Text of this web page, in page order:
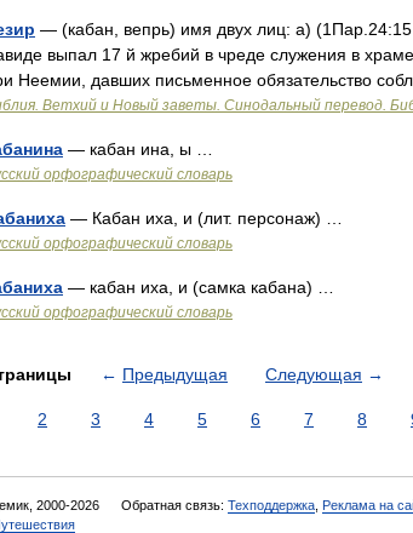
— (кабан, вепрь) имя двух лиц: а)
выпал 17 й жребий в чреде служения в
Неемии, давших письменное обязательство
Ветхий и Новый заветы. Синодальный перевод.
— кабан ина, ы …
орфографический словарь
— Кабан иха, и (лит. персонаж) …
орфографический словарь
— кабан иха, и (самка кабана) …
орфографический словарь
← Предыдущая Следующая →
2 3 4 5 6 7 8
2000-2026 Обратная связь: Техподдержка Реклама на